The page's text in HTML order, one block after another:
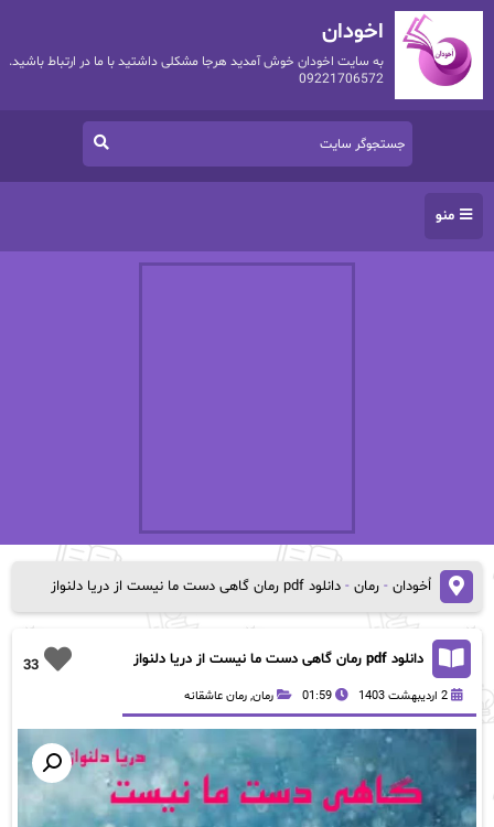
اخودان
به سایت اخودان خوش آمدید هرجا مشکلی داشتید با ما در ارتباط باشید.
09221706572
منو
اُخودان- رمان- دانلود pdf رمان گاهی دست ما نیست از دریا دلنواز
33 دانلود pdf رمان گاهی دست ما نیست از دریا دلنواز
2 اردیبهشت 1403 01:59 رمان, رمان عاشقانه